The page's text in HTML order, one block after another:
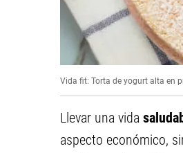
Vida fit: Torta de yogurt alta en
Llevar una vida
aspecto económico,